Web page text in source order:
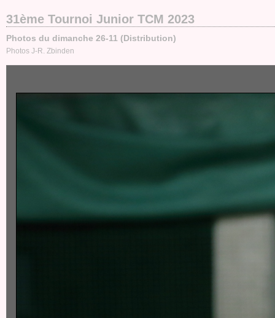
31ème Tournoi Junior TCM 2023
Photos du dimanche 26-11 (Distribution)
Photos J-R. Zbinden